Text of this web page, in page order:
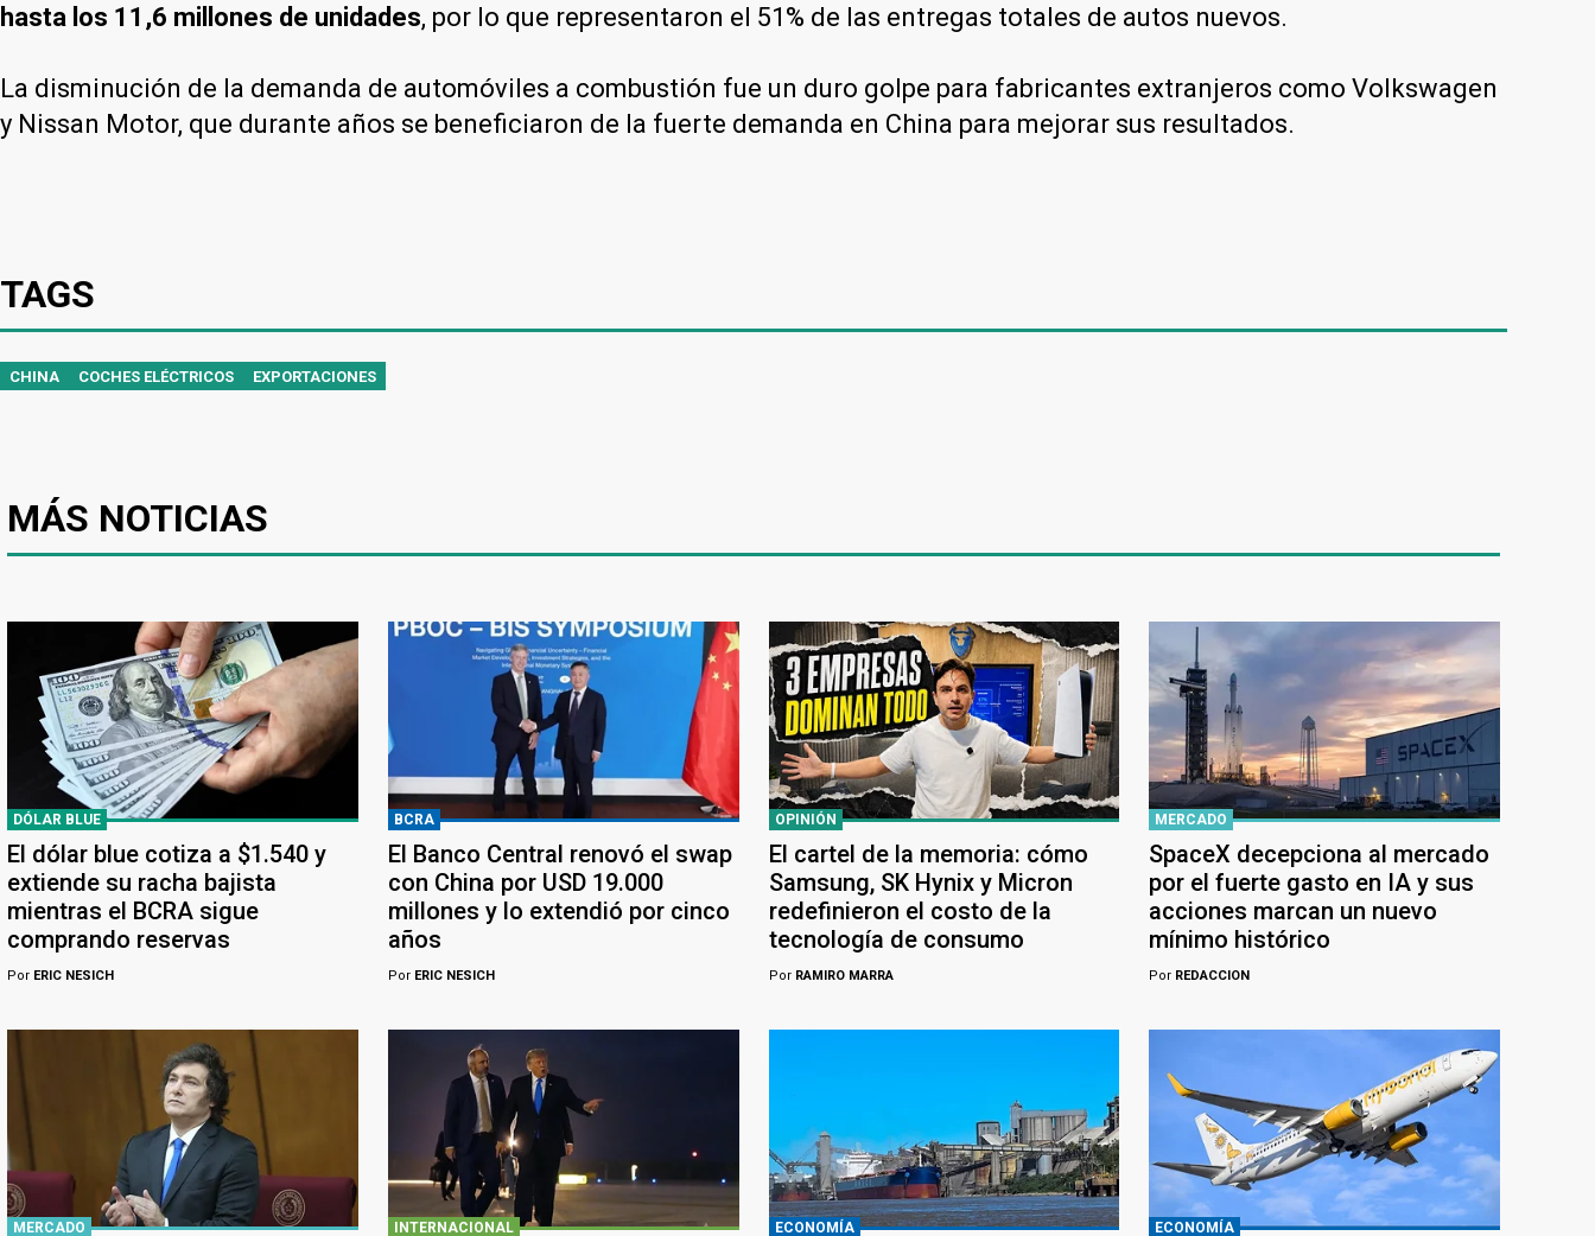
hasta los 11,6 millones de unidades, por lo que representaron el 51% de las entregas totales de autos nuevos.
La disminución de la demanda de automóviles a combustión fue un duro golpe para fabricantes extranjeros como Volkswagen
y Nissan Motor, que durante años se beneficiaron de la fuerte demanda en China para mejorar sus resultados.
TAGS
CHINA COCHES ELÉCTRICOS EXPORTACIONES
MÁS NOTICIAS
DÓLAR BLUE
El dólar blue cotiza a $1.540 y
extiende su racha bajista
mientras el BCRA sigue
comprando reservas
Por ERIC NESICH
BCRA
El Banco Central renovó el swap
con China por USD 19.000
millones y lo extendió por cinco
años
PorERIC NESICH
OPINIÓN
El cartel de la memoria: cómo
Samsung, SK Hynix y Micron
redefinieron el costo de la
tecnología de consumo
PorRAMIRO MARRA
MERCADO
SpaceX decepciona al mercado
por el fuerte gasto en IA y sus
acciones marcan un nuevo
mínimo histórico
Por REDACCION
MERCADO INTERNACIONAL ECONOMÍA ECONOMÍA